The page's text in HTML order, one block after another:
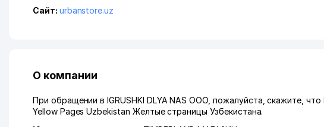
Сайт: urbanstore.uz
О компании
При обращении в IGRUSHKI DLYA NAS ООО, пожалуйста, скажите,
Yellow Pages Uzbekistan Желтые страницы Узбекистана.